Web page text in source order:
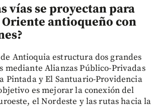
vías se proyectan para
antioqueño con
Antioquia estructura dos grandes
mediante Alianzas Público-Privadas
Pintada y El Santuario-Providencia
es mejorar la conexión del
el Nordeste y las rutas hacia la